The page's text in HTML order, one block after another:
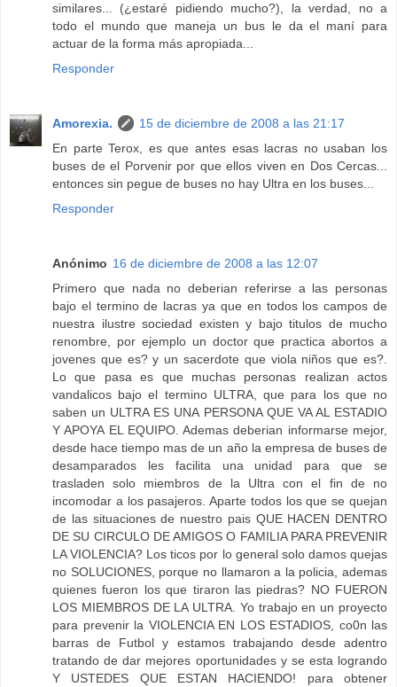
similares... (¿estaré pidiendo mucho?), la verdad, no a
todo el mundo que maneja un bus le da el maní para
actuar de la forma más apropiada...
Responder
Amorexia.
15 de diciembre de 2008 a las 21:17
En parte Terox, es que antes esas lacras no usaban los
buses de el Porvenir por que ellos viven en Dos Cercas...
entonces sin pegue de buses no hay Ultra en los buses...
Responder
Anónimo 16 de diciembre de 2008 a las 12:07
Primero que nada no deberian referirse a las personas
bajo el termino de lacras ya que en todos los campos de
nuestra ilustre sociedad existen y bajo titulos de mucho
renombre, por ejemplo un doctor que practica abortos a
jovenes que es? y un sacerdote que viola niños que es?.
Lo que pasa es que muchas personas realizan actos
vandalicos bajo el termino ULTRA, que para los que no
saben un ULTRA ES UNA PERSONA QUE VA AL ESTADIO
Y APOYA EL EQUIPO. Ademas deberian informarse mejor,
desde hace tiempo mas de un año la empresa de buses de
desamparados les facilita una unidad para que se
trasladen solo miembros de la Ultra con el fin de no
incomodar a los pasajeros. Aparte todos los que se quejan
de las situaciones de nuestro pais QUE HACEN DENTRO
DE SU CIRCULO DE AMIGOS O FAMILIA PARA PREVENIR
LA VIOLENCIA? Los ticos por lo general solo damos quejas
no SOLUCIONES, porque no llamaron a la policia, ademas
quienes fueron los que tiraron las piedras? NO FUERON
LOS MIEMBROS DE LA ULTRA. Yo trabajo en un proyecto
para prevenir la VIOLENCIA EN LOS ESTADIOS, co0n las
barras de Futbol y estamos trabajando desde adentro
tratando de dar mejores oportunidades y se esta logrando
Y USTEDES QUE ESTAN HACIENDO! para obtener